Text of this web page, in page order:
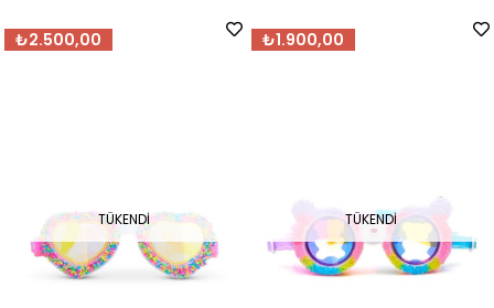
₺2.500,00 ₺1.900,00
TÜKENDI TÜKENDI